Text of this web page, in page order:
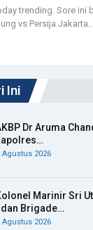
trending. Sore ini
vs Persija
Ini
Dr Aruma
2026
Marinir Sri
Brigade…
2026